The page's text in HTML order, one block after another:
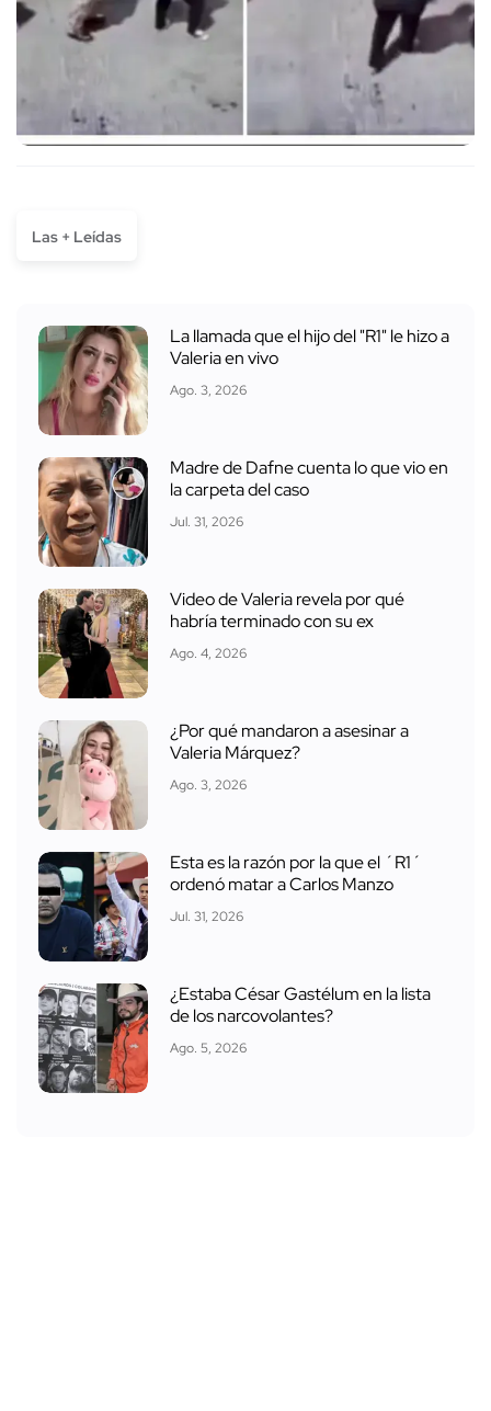
Las + Leídas
La llamada que el hijo del "R1" le hizo a
Valeria en vivo
Ago. 3, 2026
Madre de Dafne cuenta lo que vio en
la carpeta del caso
Jul. 31, 2026
Video de Valeria revela por qué
habría terminado con su ex
Ago. 4, 2026
¿Por qué mandaron a asesinar a
Valeria Márquez?
Ago. 3, 2026
Esta es la razón por la que el ´R1´
ordenó matar a Carlos Manzo
Jul. 31, 2026
¿Estaba César Gastélum en la lista
de los narcovolantes?
Ago. 5, 2026